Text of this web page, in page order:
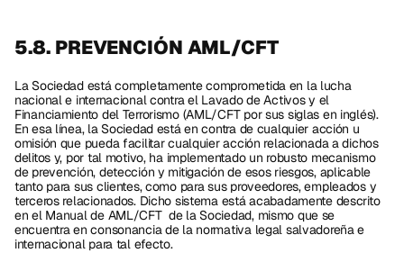
5.8. PREVENCIÓN AML/CFT
La Sociedad está completamente comprometida en la lucha
nacional e internacional contra el Lavado de Activos y el
Financiamiento del Terrorismo (AML/CFT por sus siglas en inglés).
En esa línea, la Sociedad está en contra de cualquier acción u
omisión que pueda facilitar cualquier acción relacionada a dichos
delitos y, por tal motivo, ha implementado un robusto mecanismo
de prevención, detección y mitigación de esos riesgos, aplicable
tanto para sus clientes, como para sus proveedores, empleados y
terceros relacionados. Dicho sistema está acabadamente descrito
en el Manual de AML/CFT  de la Sociedad, mismo que se
encuentra en consonancia de la normativa legal salvadoreña e
internacional para tal efecto.